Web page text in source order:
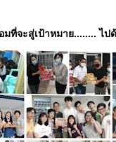
มที่จะสู่เป้าหมาย........ ไป